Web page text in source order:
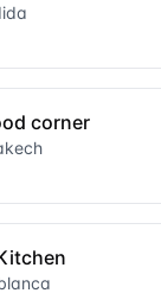
corner